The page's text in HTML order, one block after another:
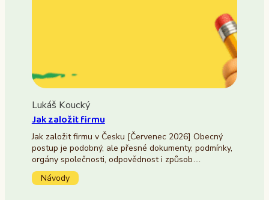
Lukáš Koucký
Jak založit firmu
Jak založit firmu v Česku [Červenec 2026] Obecný
postup je podobný, ale přesné dokumenty, podmínky,
orgány společnosti, odpovědnost i způsob…
Návody